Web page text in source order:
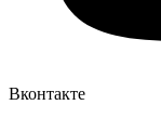
Вконтакте